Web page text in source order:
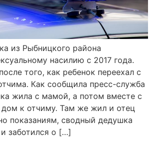
из Рыбницкого района
насилию с 2017 года.
того, как ребенок переехал с
Как сообщила пресс-служба
жила с мамой, а потом вместе с
дом к отчиму. Там же жил и отец
показаниям, сводный дедушка
заботился о […]